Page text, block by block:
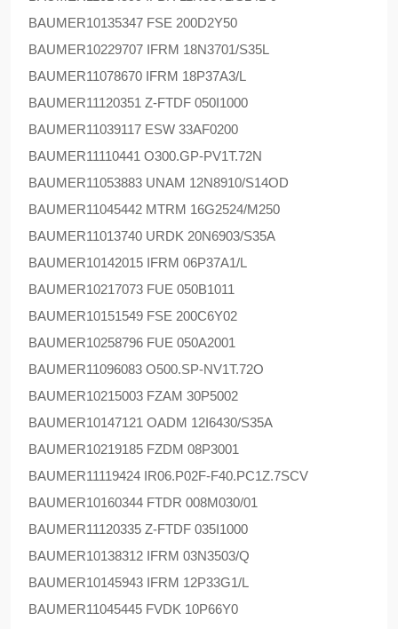
BAUMER10135347 FSE 200D2Y50
BAUMER10229707 IFRM 18N3701/S35L
BAUMER11078670 IFRM 18P37A3/L
BAUMER11120351 Z-FTDF 050I1000
BAUMER11039117 ESW 33AF0200
BAUMER11110441 O300.GP-PV1T.72N
BAUMER11053883 UNAM 12N8910/S14OD
BAUMER11045442 MTRM 16G2524/M250
BAUMER11013740 URDK 20N6903/S35A
BAUMER10142015 IFRM 06P37A1/L
BAUMER10217073 FUE 050B1011
BAUMER10151549 FSE 200C6Y02
BAUMER10258796 FUE 050A2001
BAUMER11096083 O500.SP-NV1T.72O
BAUMER10215003 FZAM 30P5002
BAUMER10147121 OADM 12I6430/S35A
BAUMER10219185 FZDM 08P3001
BAUMER11119424 IR06.P02F-F40.PC1Z.7SCV
BAUMER10160344 FTDR 008M030/01
BAUMER11120335 Z-FTDF 035I1000
BAUMER10138312 IFRM 03N3503/Q
BAUMER10145943 IFRM 12P33G1/L
BAUMER11045445 FVDK 10P66Y0